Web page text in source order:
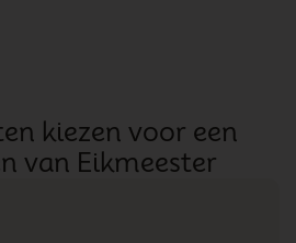
kiezen voor een
van Eikmeester